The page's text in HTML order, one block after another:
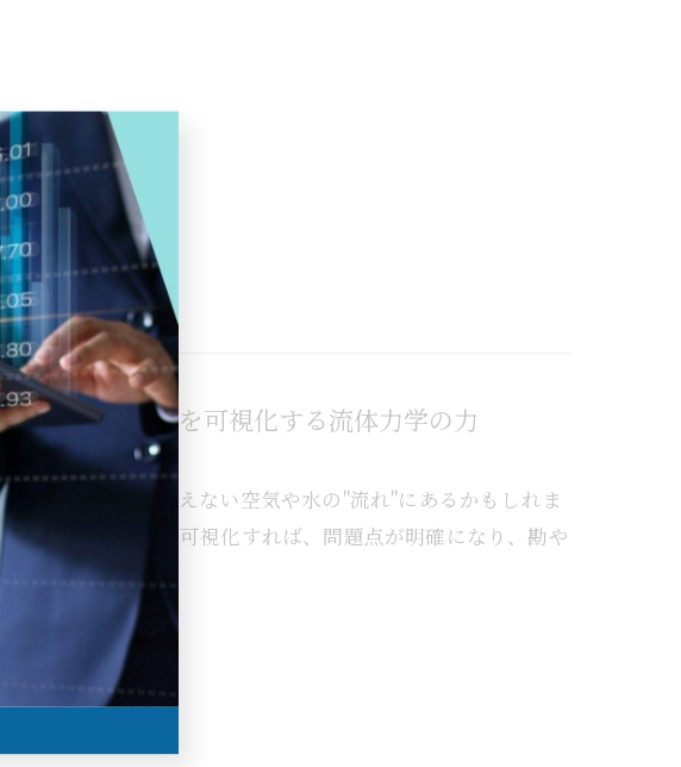
ない「流れ」を可視化する流体力学の力
の原因、目に見えない空気や水の"流れ"にあるかもしれま
後に実験で流れを可視化すれば、問題点が明確になり、勘や